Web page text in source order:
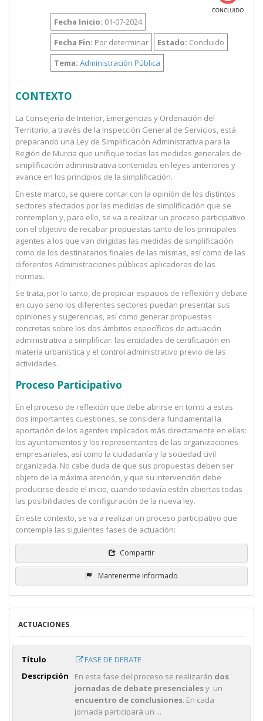
Fecha Inicio: 01-07-2024
Fecha Fin: Por determinar Estado: Concluido
Tema: Administración Pública
CONTEXTO
La Consejería de Interior, Emergencias y Ordenación del
Territorio, a través de la Inspección General de Servicios, está
preparando una Ley de Simplificación Administrativa para la
Región de Murcia que unifique todas las medidas generales de
simplificación administrativa contenidas en leyes anteriores y
avance en los principios de la simplificación.
En este marco, se quiere contar con la opinión de los distintos
sectores afectados por las medidas de simplificación que se
contemplan y, para ello, se va a realizar un proceso participativo
con el objetivo de recabar propuestas tanto de los principales
agentes a los que van dirigidas las medidas de simplificación
como de los destinatarios finales de las mismas, así como de las
diferentes Administraciones públicas aplicadoras de las
normas.
Se trata, por lo tanto, de propiciar espacios de reflexión y debate
en cuyo seno los diferentes sectores puedan presentar sus
opiniones y sugerencias, así como generar propuestas
concretas sobre los dos ámbitos específicos de actuación
administrativa a simplificar: las entidades de certificación en
materia urbanística y el control administrativo previo de las
actividades.
Proceso Participativo
En el proceso de reflexión que debe abrirse en torno a estas
dos importantes cuestiones, se considera fundamental la
aportación de los agentes implicados más directamente en ellas:
los ayuntamientos y los representantes de las organizaciones
empresariales, así como la ciudadanía y la sociedad civil
organizada. No cabe duda de que sus propuestas deben ser
objeto de la máxima atención, y que su intervención debe
producirse desde el inicio, cuando todavía estén abiertas todas
las posibilidades de configuración de la nueva ley.
En este contexto, se va a realizar un proceso participativo que
contempla las siguientes fases de actuación:
Compartir
Mantenerme informado
ACTUACIONES
Título
FASE DE DEBATE
Descripción
En esta fase del proceso se realizarán dos
jornadas de debate presencialesy un
encuentro de conclusiones. En cada
jornada participará un ...